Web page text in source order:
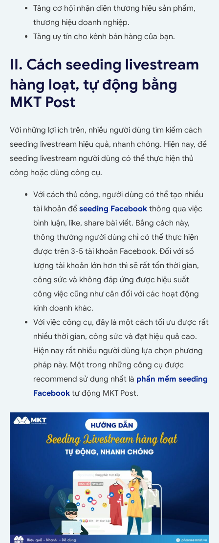
Tăng cơ hội nhận diện thương hiệu sản phẩm,
thương hiệu doanh nghiệp.
Tăng uy tín cho kênh bán hàng của bạn.
II. Cách seeding livestream
hàng loạt, tự động bằng
MKT Post
Với những lợi ích trên, nhiều người dùng tìm kiếm cách
seeding livestream hiệu quả, nhanh chóng. Hiện nay, để
seeding livestream người dùng có thể thực hiện thủ
công hoặc dùng công cụ.
Với cách thủ công, người dùng có thể tạo nhiều
tài khoản để seeding Facebook thông qua việc
bình luận, like, share bài viết. Bằng cách này,
thông thường người dùng chỉ có thể thực hiện
được trên 3-5 tài khoản Facebook. Đối với số
lượng tài khoản lớn hơn thì sẽ rất tốn thời gian,
công sức và không đáp ứng được hiệu suất
công việc cũng như cân đối với các hoạt động
kinh doanh khác.
Với việc công cụ, đây là một cách tối ưu được rất
nhiều thời gian, công sức và đạt hiệu quả cao.
Hiện nay rất nhiều người dùng lựa chọn phương
pháp này. Một trong những công cụ được
recommend sử dụng nhất là phần mềm seeding
Facebook tự động MKT Post.